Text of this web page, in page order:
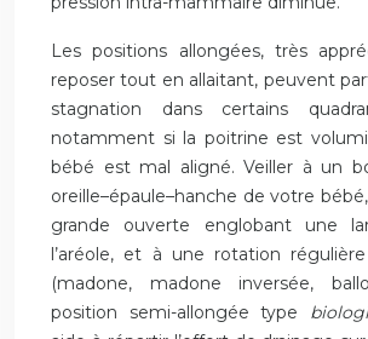
Les positions allongées, très
reposer tout en allaitant, peuvent
stagnation dans certains
notamment si la poitrine est
bébé est mal aligné. Veiller à un
oreille–épaule–hanche de votre
grande ouverte englobant une
l’aréole, et à une rotation
(madone, madone inversée,
position semi-allongée type